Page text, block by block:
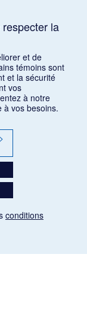
respecter la
et de
témoins sont
et la sécurité
vos
à notre
à vos besoins.
>
conditions